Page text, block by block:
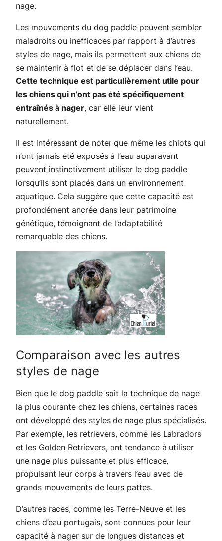
nage.
Les mouvements du dog paddle peuvent sembler
maladroits ou inefficaces par rapport à d’autres
styles de nage, mais ils permettent aux chiens de
se maintenir à flot et de se déplacer dans l’eau.
Cette technique est particulièrement utile pour
les chiens qui n’ont pas été spécifiquement
entraînés à nager, car elle leur vient
naturellement.
Il est intéressant de noter que même les chiots qui
n’ont jamais été exposés à l’eau auparavant
peuvent instinctivement utiliser le dog paddle
lorsqu’ils sont placés dans un environnement
aquatique. Cela suggère que cette capacité est
profondément ancrée dans leur patrimoine
génétique, témoignant de l’adaptabilité
remarquable des chiens.
Comparaison avec les autres
styles de nage
Bien que le dog paddle soit la technique de nage
la plus courante chez les chiens, certaines races
ont développé des styles de nage plus spécialisés.
Par exemple, les retrievers, comme les Labradors
et les Golden Retrievers, ont tendance à utiliser
une nage plus puissante et plus efficace,
propulsant leur corps à travers l’eau avec de
grands mouvements de leurs pattes.
D’autres races, comme les Terre-Neuve et les
chiens d’eau portugais, sont connues pour leur
capacité à nager sur de longues distances et